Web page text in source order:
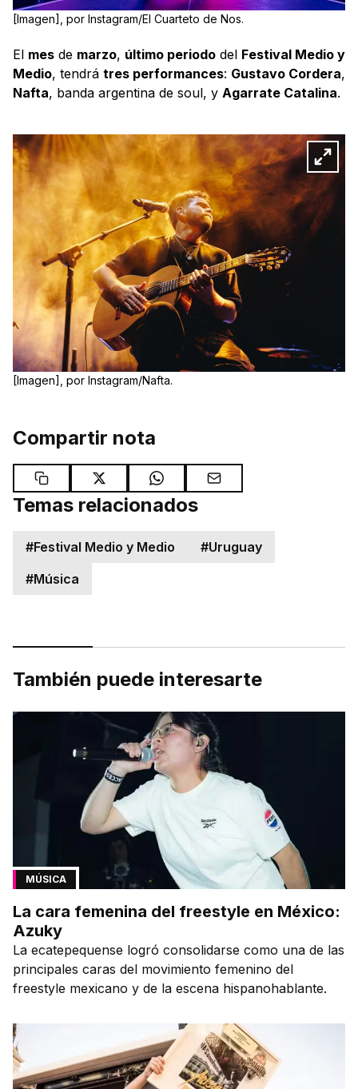
[Imagen], por Instagram/El Cuarteto de Nos.
El mes de marzo, último periodo del Festival Medio y
Medio, tendrá tres performances: Gustavo Cordera,
Nafta, banda argentina de soul, y Agarrate Catalina.
[Imagen], por Instagram/Nafta.
Compartir nota
Temas relacionados
#Festival Medio y Medio #Uruguay
#Música
También puede interesarte
MÚSICA
La cara femenina del freestyle en México:
Azuky
La ecatepequense logró consolidarse como una de las
principales caras del movimiento femenino del
freestyle mexicano y de la escena hispanohablante.